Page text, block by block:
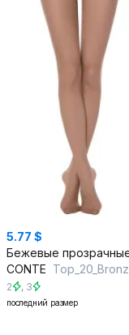
5.77 $
CONTE Top_20_Bronz
2 , 3
последний размер